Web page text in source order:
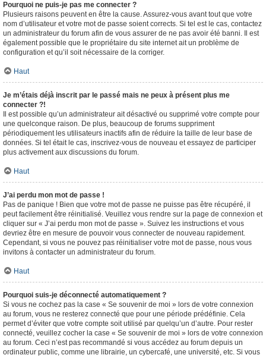
Pourquoi ne puis-je pas me connecter ?
Plusieurs raisons peuvent en être la cause. Assurez-vous avant tout que votre
nom d’utilisateur et votre mot de passe soient corrects. Si tel est le cas, contactez
un administrateur du forum afin de vous assurer de ne pas avoir été banni. Il est
également possible que le propriétaire du site internet ait un problème de
configuration et qu’il soit nécessaire de la corriger.
Haut
Je m’étais déjà inscrit par le passé mais ne peux à présent plus me
connecter ?!
Il est possible qu’un administrateur ait désactivé ou supprimé votre compte pour
une quelconque raison. De plus, beaucoup de forums suppriment
périodiquement les utilisateurs inactifs afin de réduire la taille de leur base de
données. Si tel était le cas, inscrivez-vous de nouveau et essayez de participer
plus activement aux discussions du forum.
Haut
J’ai perdu mon mot de passe !
Pas de panique ! Bien que votre mot de passe ne puisse pas être récupéré, il
peut facilement être réinitialisé. Veuillez vous rendre sur la page de connexion et
cliquer sur « J’ai perdu mon mot de passe ». Suivez les instructions et vous
devriez être en mesure de pouvoir vous connecter de nouveau rapidement.
Cependant, si vous ne pouvez pas réinitialiser votre mot de passe, nous vous
invitons à contacter un administrateur du forum.
Haut
Pourquoi suis-je déconnecté automatiquement ?
Si vous ne cochez pas la case « Se souvenir de moi » lors de votre connexion
au forum, vous ne resterez connecté que pour une période prédéfinie. Cela
permet d’éviter que votre compte soit utilisé par quelqu’un d’autre. Pour rester
connecté, veuillez cocher la case « Se souvenir de moi » lors de votre connexion
au forum. Ceci n’est pas recommandé si vous accédez au forum depuis un
ordinateur public, comme une librairie, un cybercafé, une université, etc. Si vous